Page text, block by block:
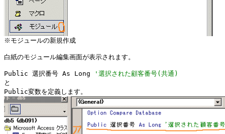
白紙のモジュール編集画面が表示されます。
Public 選択番号 As Long
'選択された顧客番号(共通)
と